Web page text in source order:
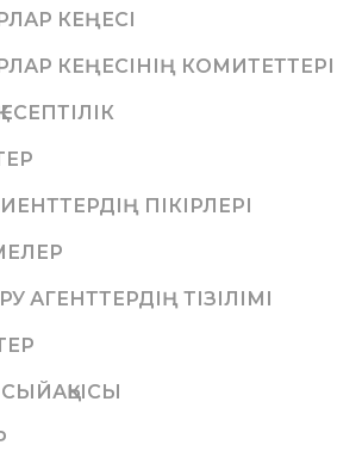
КЕҢЕСІ
КЕҢЕСІНІҢ КОМИТЕТТЕРІ
ПІКІРЛЕРІ
АГЕНТТЕРДІҢ ТІЗІЛІМІ
СЫЙАҚЫСЫ